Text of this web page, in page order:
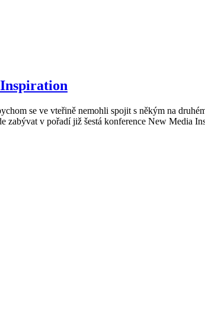
se ve vteřině nemohli spojit s někým na
zabývat v pořadí již šestá konference New Media